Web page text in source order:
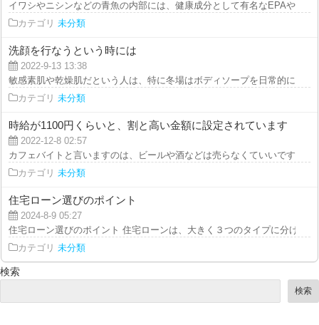
イワシやニシンなどの青魚の内部には、健康成分として有名なEPAやDHA
カテゴリ 未分類
洗顔を行なうという時には
2022-9-13 13:38
敏感素肌や乾燥肌だという人は、特に冬場はボディソープを日常的に使用
カテゴリ 未分類
時給が1100円くらいと、割と高い金額に設定されています
2022-12-8 02:57
カフェバイトと言いますのは、ビールや酒などは売らなくていいですし、
カテゴリ 未分類
住宅ローン選びのポイント
2024-8-9 05:27
住宅ローン選びのポイント 住宅ローンは、大きく３つのタイプに分けら
カテゴリ 未分類
検索
検索